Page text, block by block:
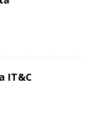
IT&C